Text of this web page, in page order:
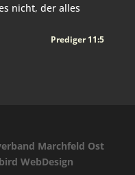
nicht, der alles
Prediger 11:5
Marchfeld Ost
WebDesign